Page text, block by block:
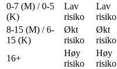
0-7 (M) / 0-5
(K)
Lav
risiko
Lav
risiko
8-15 (M) / 6-
15 (K)
Økt
risiko
Økt
risiko
16+
Høy
risiko
Høy
risiko